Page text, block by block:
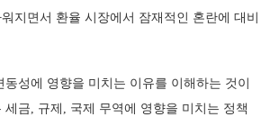
지면서 환율 시장에서 잠재적인 혼란에 대비
성에 영향을 미치는 이유를 이해하는 것이
세금, 규제, 국제 무역에 영향을 미치는 정책